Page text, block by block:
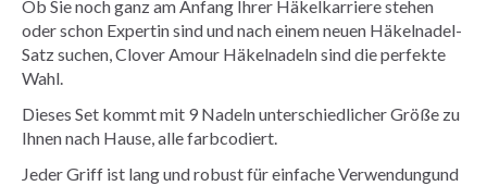
Ob Sie noch ganz am Anfang Ihrer Häkelkarriere stehen
oder schon Expertin sind und nach einem neuen Häkelnadel-
Satz suchen, Clover Amour Häkelnadeln sind die perfekte
Wahl.
Dieses Set kommt mit 9 Nadeln unterschiedlicher Größe zu
Ihnen nach Hause, alle farbcodiert.
Jeder Griff ist lang und robust für einfache Verwendungund